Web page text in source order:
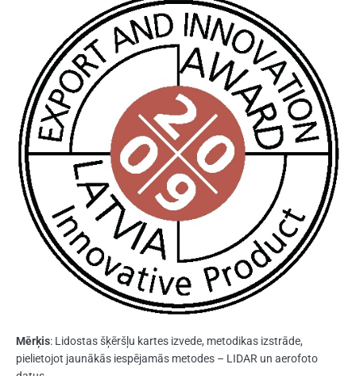
Mērķis: Lidostas šķēršļu kartes izvede, metodikas izstrāde,
pielietojot jaunākās iespējamās metodes – LIDAR un aerofoto